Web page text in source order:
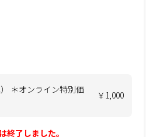
＊オンライン特別価
￥1,000
終了しました。